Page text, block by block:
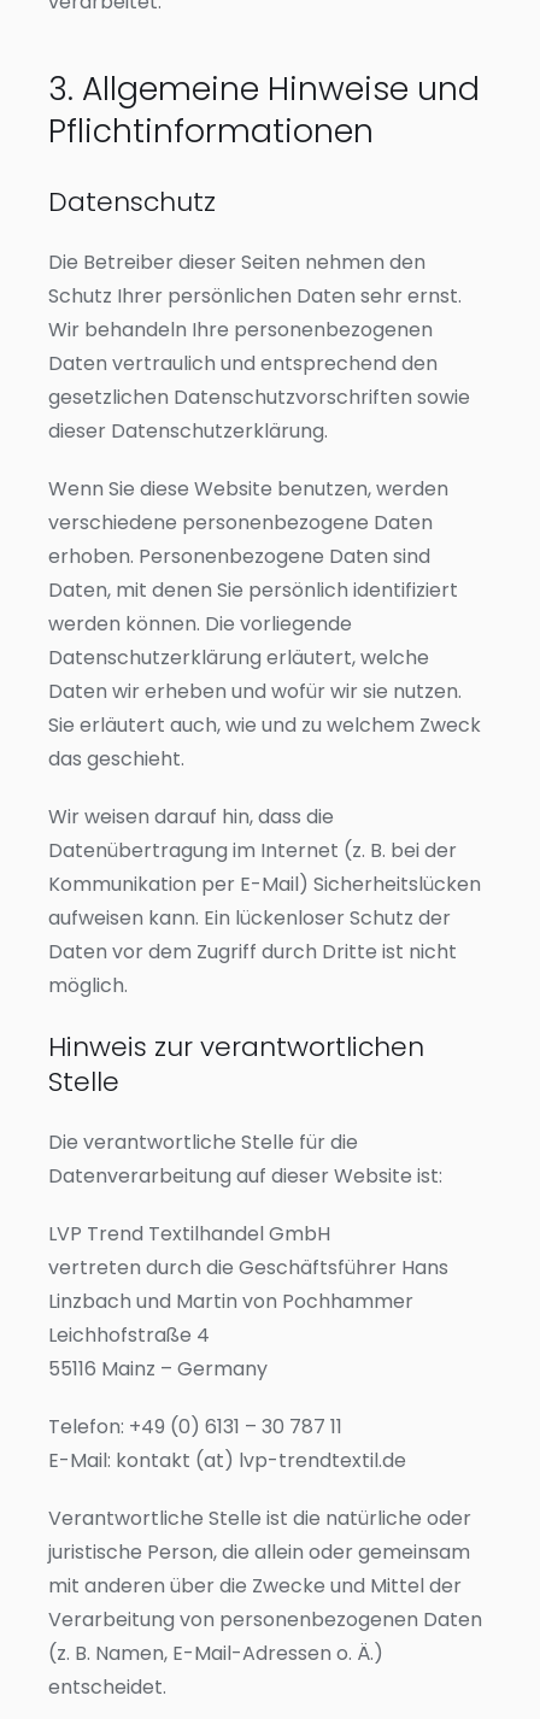
3. Allgemeine Hinweise und
Pflicht­informationen
Datenschutz
Die Betreiber dieser Seiten nehmen den
Schutz Ihrer persönlichen Daten sehr ernst.
Wir behandeln Ihre personenbezogenen
Daten vertraulich und entsprechend den
gesetzlichen Datenschutzvorschriften sowie
dieser Datenschutzerklärung.
Wenn Sie diese Website benutzen, werden
verschiedene personenbezogene Daten
erhoben. Personenbezogene Daten sind
Daten, mit denen Sie persönlich identifiziert
werden können. Die vorliegende
Datenschutzerklärung erläutert, welche
Daten wir erheben und wofür wir sie nutzen.
Sie erläutert auch, wie und zu welchem Zweck
das geschieht.
Wir weisen darauf hin, dass die
Datenübertragung im Internet (z. B. bei der
Kommunikation per E-Mail) Sicherheitslücken
aufweisen kann. Ein lückenloser Schutz der
Daten vor dem Zugriff durch Dritte ist nicht
möglich.
Hinweis zur verantwortlichen
Stelle
Die verantwortliche Stelle für die
Datenverarbeitung auf dieser Website ist:
LVP Trend Textilhandel GmbH
vertreten durch die Geschäftsführer Hans
Linzbach und Martin von Pochhammer
Leichhofstraße 4
55116 Mainz – Germany
Telefon: +49 (0) 6131 – 30 787 11
E-Mail: kontakt (at) lvp-trendtextil.de
Verantwortliche Stelle ist die natürliche oder
juristische Person, die allein oder gemeinsam
mit anderen über die Zwecke und Mittel der
Verarbeitung von personenbezogenen Daten
(z. B. Namen, E-Mail-Adressen o. Ä.)
entscheidet.